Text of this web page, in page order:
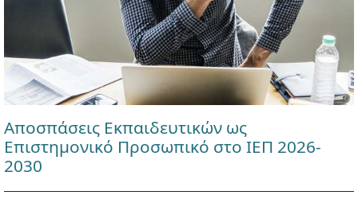
Αποσπάσεις Εκπαιδευτικών ως
Επιστημονικό Προσωπικό στο ΙΕΠ 2026-
2030